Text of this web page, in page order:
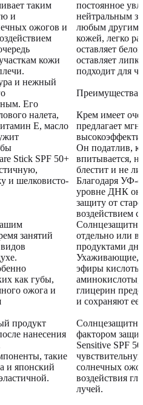
таким
и
ожогов и
кожи
и нежный
Его
налета,
E, масло
Stick SPF 50+
и шелковисто-
занятий
как губы,
ожога и
продукт
нанесения
такие
и японский
постоянное
нейтральным
любым другим
кожей, легко
оставляет
оставляет
подходит для
Преимущества:
Крем имеет
предлагает
Он податлив,
впитывается,
блестит и не
Благодаря УФ-
уровне ДНК он
защиту от
воздействием
отдельно или в
продуктами
Ухаживающие,
эфиры кислоты
глицерин
и сохраняют ее
фактором
Sensitive SPF
солнечных
воздействия
лучей.